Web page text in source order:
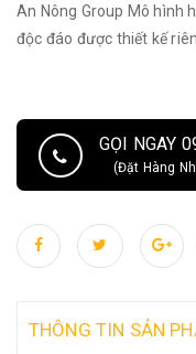
An Nông Group Mô hình hơi gấu An Nông là sản phẩm quảng bá
độc đáo được thiết kế
hảo giúp nhãn hàng kết
các sự kiện, hội chợ
Thiết kế nhận diện
đoàn An Nông được in
khả năng nhận diện thương
thiện, tạo cảm giác
cái nhìn đầu tiên. Tính linh động cao: Là dòng mô hình hơi, sản
GỌI NGAY
(Đặt Hàng
THÔNG TIN SẢN